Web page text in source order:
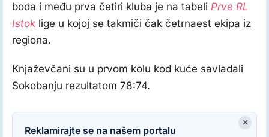
boda i među prva četiri kluba je na tabeli Prve RL
Istok lige u kojoj se takmiči čak četrnaest ekipa iz
regiona.
Knjaževčani su u prvom kolu kod kuće savladali
Sokobanju rezultatom 78:74.
×
Reklamirajte se na našem portalu